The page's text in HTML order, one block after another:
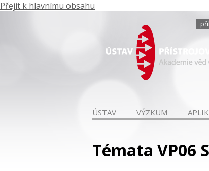
Přejít k hlavnímu obsahu
ÚSTAV VÝZKUM
Témata VP06